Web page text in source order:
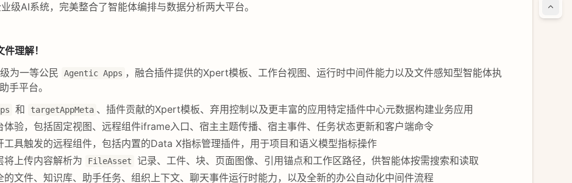
级AI系统，完美整合了智能体编排与数据分析两大平台。
理解！
为一等公民
Agentic Apps ，融合插件提供的Xpert模板、工作台视图、运行时中间件能力以及文件感知型智能体执
手平台。
和 targetAppMeta 、插件贡献的Xpert模板、弃用控制以及更丰富的应用特定插件中心元数据构建业务应用
体验，包括固定视图、远程组件iframe入口、宿主主题传播、宿主事件、任务状态更新和客户端命令
工具触发的远程组件，包括内置的Data X指标管理插件，用于项目和语义模型指标操作
将上传内容解析为
FileAsset
记录、工件、块、页面图像、引用锚点和工作区路径，供智能体按需搜索和读取
的文件、知识库、助手任务、组织上下文、聊天事件运行时能力，以及全新的办公自动化中间件流程